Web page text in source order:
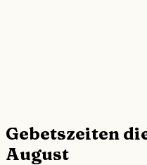
Gebetszeiten
August